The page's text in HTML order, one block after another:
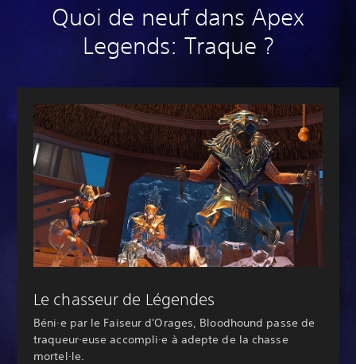
Quoi de neuf dans Apex
Legends: Traque ?
Le chasseur de Légendes
Béni∙e par le Faiseur d'Orages, Bloodhound passe de
traqueur∙euse accompli∙e à adepte de la chasse
mortel∙le.